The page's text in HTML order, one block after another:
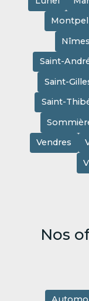
Nîmes
Saint-
Saint-
Saint-
Vendres
Nos